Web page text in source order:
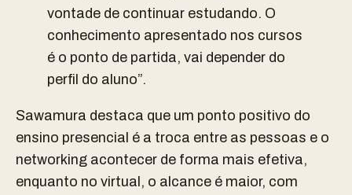
vontade de continuar estudando. O
conhecimento apresentado nos cursos
é o ponto de partida, vai depender do
perfil do aluno”.
Sawamura destaca que um ponto positivo do
ensino presencial é a troca entre as pessoas e o
networking acontecer de forma mais efetiva,
enquanto no virtual, o alcance é maior, com